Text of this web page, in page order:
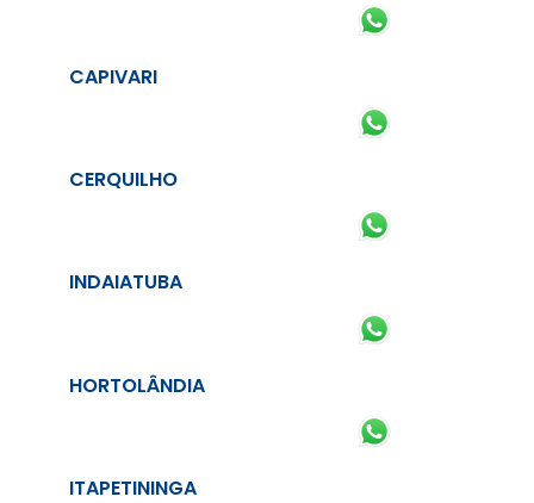
CAPIVARI
CERQUILHO
INDAIATUBA
HORTOLÂNDIA
ITAPETININGA